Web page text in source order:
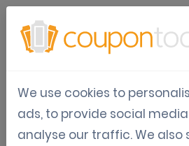
Juego de
¿Buscas crear una
We use cookies to
ads, to provide social
analyse our traffic. We